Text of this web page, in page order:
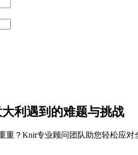
利遇到的难题与挑战
重？Knit专业顾问团队助您轻松应对